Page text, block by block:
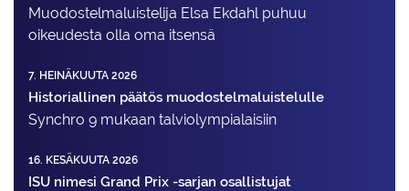
Muodostelma­luistelija Elsa Ekdahl puhuu
oikeudesta olla oma itsensä
7. HEINÄKUUTA 2026
Historiallinen päätös muodostelmaluistelulle
Synchro 9 mukaan talviolympialaisiin
16. KESÄKUUTA 2026
ISU nimesi Grand Prix -sarjan osallistujat